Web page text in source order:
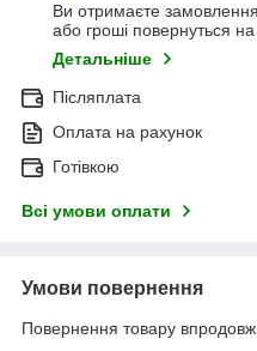
Ви отримаєте замовлення
або гроші повернуться
Детальніше
Післяплата
Оплата на рахунок
Готівкою
Всі умови оплати
Умови повернення
Повернення товару